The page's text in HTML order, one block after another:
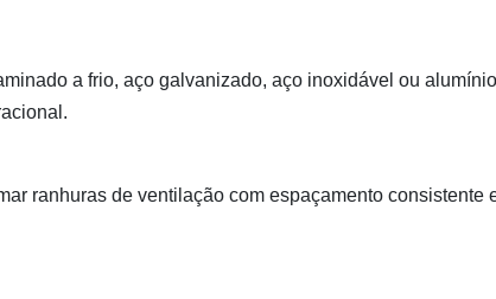
a frio, aço galvanizado, aço inoxidável ou
ranhuras de ventilação com espaçamento consistente